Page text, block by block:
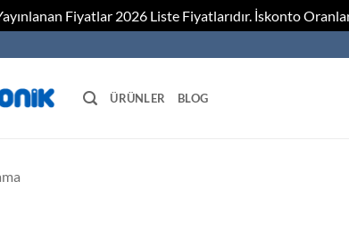
Fiyatlar 2026 Liste Fiyatlarıdır. İskonto
ÜRÜNLER BLOG